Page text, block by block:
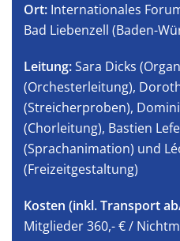
Ort: Internationales
Bad Liebenzell (Baden-
Leitung:Sara Dicks
(Orchesterleitung),
(Streicherproben),
(Chorleitung), Bastien
(Sprachanimation) und
(Freizeitgestaltung)
Kosten (inkl. Transport
Mitglieder 360,- € /